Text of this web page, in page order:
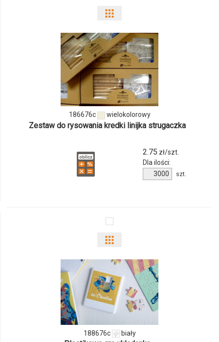
odmiany
i
ilości
produktu
186676c
186676c wielokolorowy
Zestaw do rysowania kredki linijka strugaczka
2.75 zł/szt.
Dla ilości:
Ilość
produktu
szt.
odmiany
i
ilości
188676c
188676c biały